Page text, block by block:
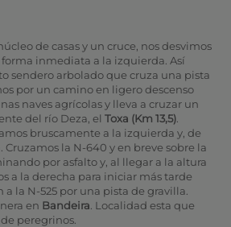
de casas y un cruce, nos desvimos
inmediata a la izquierda. Así
sendero arbolado que cruza una pista
por un camino en ligero descenso
naves agrícolas y lleva a cruzar un
del río Deza, el Toxa (Km 13,5).
bruscamente a la izquierda y, de
Cruzamos la N-640 y en breve sobre la
por asfalto y, al llegar a la altura
a la derecha para iniciar más tarde
la N-525 por una pista de gravilla.
en Bandeira . Localidad esta que
peregrinos.